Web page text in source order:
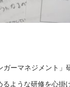
ーマネジメント」
ような研修を心掛